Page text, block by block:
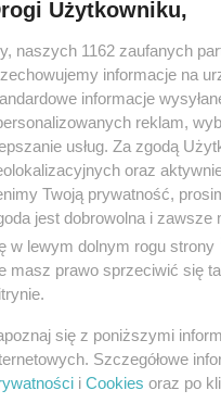
Użytkowniku,
naszych 1162 zaufanych
informacje na
informacje
reklam,
usług. Za zgodą
oraz
Twoją prywatność,
jest dobrowolna i
w lewym dolnym rogu strony
masz prawo sprzeciwić się
się z poniższymi
Szczegółowe
i Cookies oraz po